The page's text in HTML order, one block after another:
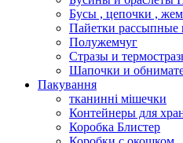
Бусы , цепочки ,
Пайетки рассыпные
Полужемчуг
Стразы и
Шапочки и
Пакування
тканинні мішечки
Контейнеры для
Коробка Блистер